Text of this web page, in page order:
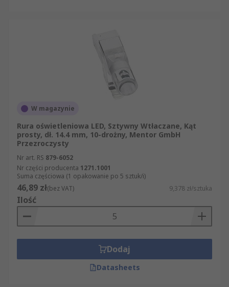
W magazynie
Rura oświetleniowa LED, Sztywny Wtłaczane, Kąt
prosty, dł. 14.4 mm, 10-drożny, Mentor GmbH
Przezroczysty
Nr art. RS 879-6052
Nr części producenta 1271.1001
Suma częściowa (1 opakowanie po 5 sztuk/i)
46,89 zł(bez VAT) 9,378 zł/sztuka
Ilość
Dodaj
Datasheets